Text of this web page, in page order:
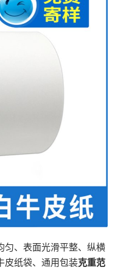
匀、表面光滑平整、纵横
皮纸袋、通用包装克重范